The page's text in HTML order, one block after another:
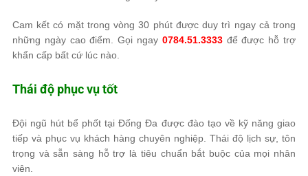
Cam kết có mặt trong vòng 30 phút được duy trì ngay cả trong
những ngày cao điểm. Gọi ngay 0784.51.3333để được hỗ trợ
khẩn cấp bất cứ lúc nào.
Thái độ phục vụ tốt
Đội ngũ hút bể phốt tại Đống Đa được đào tạo về kỹ năng giao
tiếp và phục vụ khách hàng chuyên nghiệp. Thái độ lịch sự, tôn
trọng và sẵn sàng hỗ trợ là tiêu chuẩn bắt buộc của mọi nhân
viên.